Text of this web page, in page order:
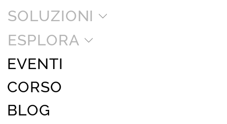
SOLUZIONI
ESPLORA
EVENTI
CORSO
BLOG